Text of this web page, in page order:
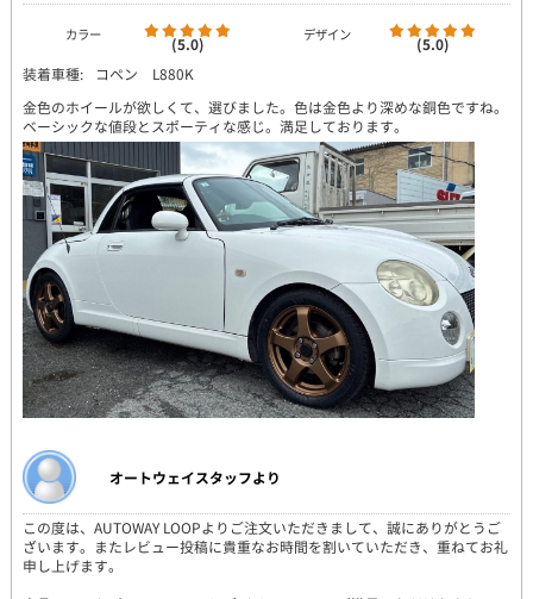
カラー (5.0) デザイン
(5.0)
装着車種:
コペン L880K
金色のホイールが欲しくて、選びました。色は金色より深めな銅色ですね。
ベーシックな値段とスポーティな感じ。満足しております。
オートウェイスタッフより
この度は、AUTOWAY LOOPよりご注文いただきまして、誠にありがとうご
ざいます。またレビュー投稿に貴重なお時間を割いていただき、重ねてお礼
申し上げます。